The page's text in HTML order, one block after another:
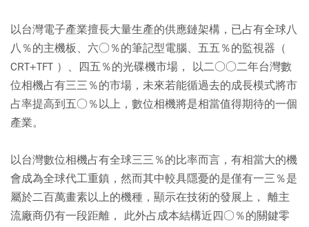
以台灣電子產業擅長大量生產的供應鏈架構，已占有全球八
八％的主機板、六○％的筆記型電腦、五五％的監視器（
CRT+TFT ）、四五％的光碟機市場， 以二○○二年台灣數
位相機占有三三％的市場，未來若能循過去的成長模式將市
占率提高到五○％以上，數位相機將是相當值得期待的一個
產業。
以台灣數位相機占有全球三三％的比率而言，有相當大的機
會成為全球代工重鎮，然而其中較具隱憂的是僅有一三％是
屬於二百萬畫素以上的機種，顯示在技術的發展上， 離主
流廠商仍有一段距離， 此外占成本結構近四○％的關鍵零